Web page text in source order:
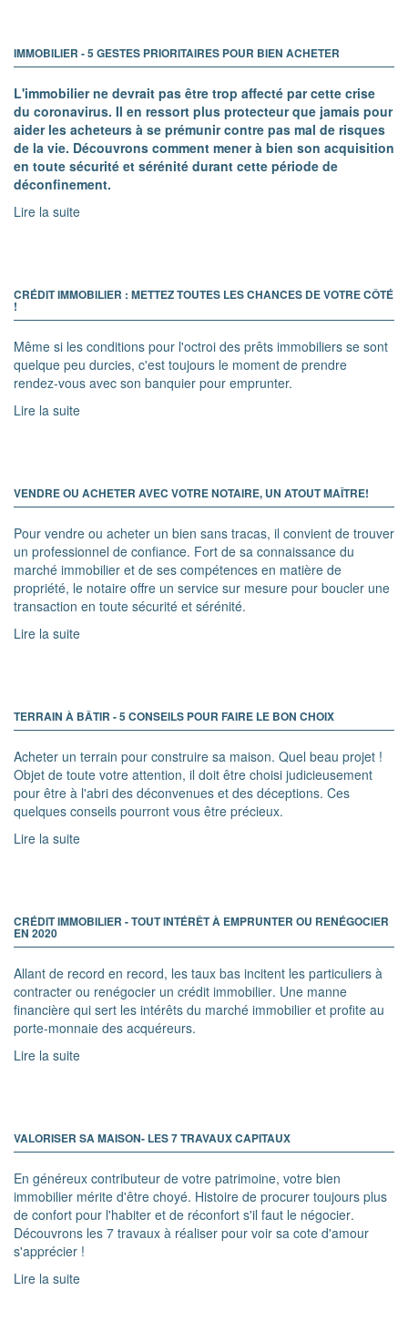
IMMOBILIER - 5 GESTES PRIORITAIRES POUR BIEN ACHETER
L'immobilier ne devrait pas être trop affecté par cette crise
du coronavirus. Il en ressort plus protecteur que jamais pour
aider les acheteurs à se prémunir contre pas mal de risques
de la vie. Découvrons comment mener à bien son acquisition
en toute sécurité et sérénité durant cette période de
déconfinement.
Lire la suite
CRÉDIT IMMOBILIER : METTEZ TOUTES LES CHANCES DE VOTRE CÔTÉ
!
Même si les conditions pour l'octroi des prêts immobiliers se sont
quelque peu durcies, c'est toujours le moment de prendre
rendez-vous avec son banquier pour emprunter.
Lire la suite
VENDRE OU ACHETER AVEC VOTRE NOTAIRE, UN ATOUT MAÎTRE!
Pour vendre ou acheter un bien sans tracas, il convient de trouver
un professionnel de confiance. Fort de sa connaissance du
marché immobilier et de ses compétences en matière de
propriété, le notaire offre un service sur mesure pour boucler une
transaction en toute sécurité et sérénité.
Lire la suite
TERRAIN À BÂTIR - 5 CONSEILS POUR FAIRE LE BON CHOIX
Acheter un terrain pour construire sa maison. Quel beau projet !
Objet de toute votre attention, il doit être choisi judicieusement
pour être à l'abri des déconvenues et des déceptions. Ces
quelques conseils pourront vous être précieux.
Lire la suite
CRÉDIT IMMOBILIER - TOUT INTÉRÊT À EMPRUNTER OU RENÉGOCIER
EN 2020
Allant de record en record, les taux bas incitent les particuliers à
contracter ou renégocier un crédit immobilier. Une manne
financière qui sert les intérêts du marché immobilier et profite au
porte-monnaie des acquéreurs.
Lire la suite
VALORISER SA MAISON- LES 7 TRAVAUX CAPITAUX
En généreux contributeur de votre patrimoine, votre bien
immobilier mérite d'être choyé. Histoire de procurer toujours plus
de confort pour l'habiter et de réconfort s'il faut le négocier.
Découvrons les 7 travaux à réaliser pour voir sa cote d'amour
s'apprécier !
Lire la suite